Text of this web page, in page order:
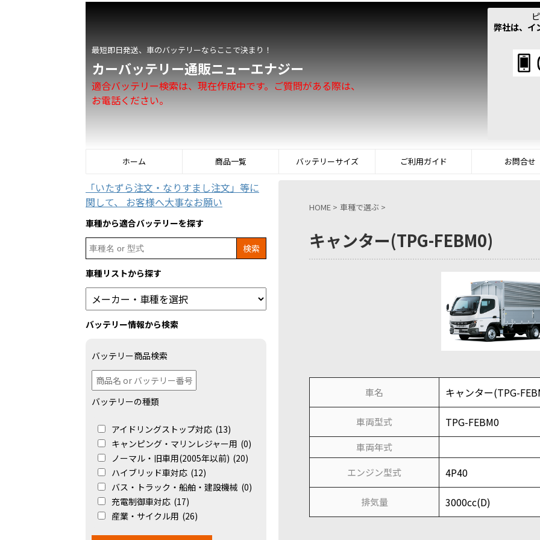
最短即日発送、車のバッテリーならここで決まり！
カーバッテリー通販ニューエナジー
適合バッテリー検索は、現在作成中です。ご質問がある際は、
お電話ください。
弊社は、イ
ホーム 商品一覧 バッテリーサイズ ご利用ガイド お問合せ
HOME > 車種で選ぶ >
キャンター(TPG-FEBM0)
車名 キャンター(TPG-
車両型式 TPG-FEBM0
車両年式
エンジン型式
4P40
排気量 3000cc(D)
「いたずら注文・なりすまし注文」等に
関して、 お客様へ大事なお願い
車種から適合バッテリーを探す
Search
for:
車種リストから探す
バッテリー情報から検索
バッテリー商品検索
バッテリーの種類
アイドリングストップ対応 (13)
キャンピング・マリンレジャー用 (0)
ノーマル・旧車用(2005年以前) (20)
ハイブリッド車対応 (12)
バス・トラック・船舶・建設機械 (0)
充電制御車対応 (17)
産業・サイクル用 (26)